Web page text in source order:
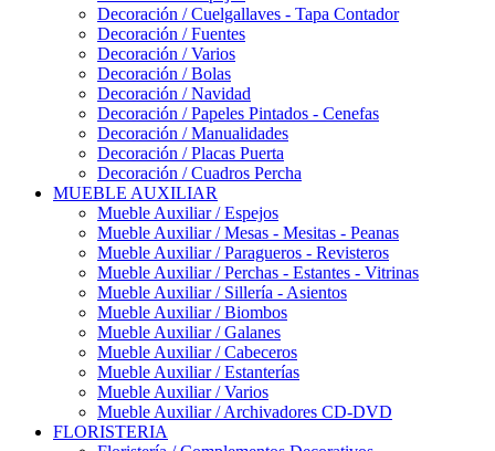
Decoración / Cuelgallaves - Tapa Contador
Decoración / Fuentes
Decoración / Varios
Decoración / Bolas
Decoración / Navidad
Decoración / Papeles Pintados - Cenefas
Decoración / Manualidades
Decoración / Placas Puerta
Decoración / Cuadros Percha
MUEBLE AUXILIAR
Mueble Auxiliar / Espejos
Mueble Auxiliar / Mesas - Mesitas - Peanas
Mueble Auxiliar / Paragueros - Revisteros
Mueble Auxiliar / Perchas - Estantes - Vitrinas
Mueble Auxiliar / Sillería - Asientos
Mueble Auxiliar / Biombos
Mueble Auxiliar / Galanes
Mueble Auxiliar / Cabeceros
Mueble Auxiliar / Estanterías
Mueble Auxiliar / Varios
Mueble Auxiliar / Archivadores CD-DVD
FLORISTERIA